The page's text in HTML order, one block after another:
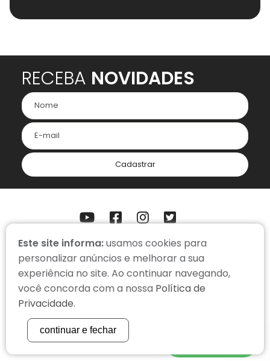
RECEBA NOVIDADES
Cadastrar
ONDE ESTAMOS
Somos uma organização virtual, com colaboradores em home
office.
contato@cacadorderecompensas.org.br
(51) 3334-3366
Este site informa:usamos cookies para
personalizar anúncios e melhorar a sua
experiência no site. Ao continuar navegando,
você concorda com a nossa Política de
Privacidade.
continuar e fechar